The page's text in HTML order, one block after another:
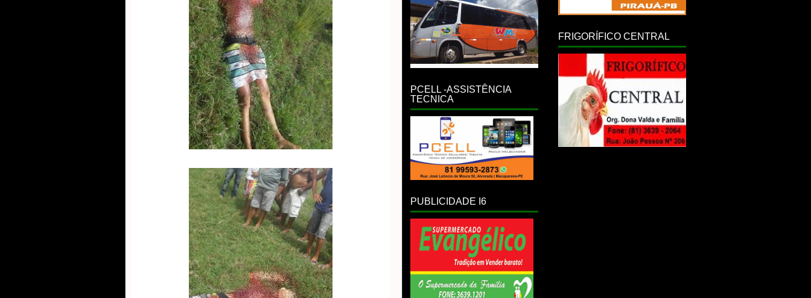
PCELL -ASSISTÊNCIA
TECNICA
PUBLICIDADE I6
FRIGORÍFICO CENTRAL